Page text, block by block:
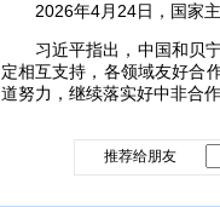
2026年4月24日，国家
习近平指出，中国和贝
定相互支持，各领域友好合
道努力，继续落实好中非合
推荐给朋友